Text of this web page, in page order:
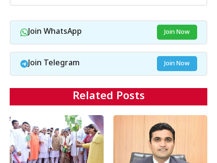
Join WhatsApp Join Now
Join Telegram Join Now
Related Posts